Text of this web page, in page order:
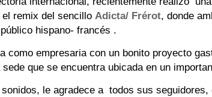
remix del sencillo Adicta/ Frérot, donde
hispano- francés .
empresaria con un bonito proyecto
sede que se encuentra ubicada en un
le agradece a todos sus